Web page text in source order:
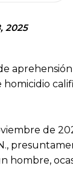
2025
de
hombre,